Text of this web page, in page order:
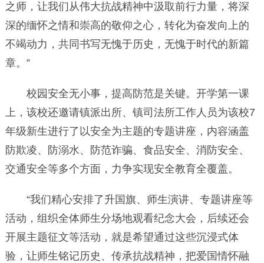
之师，让我们从伟大抗战精神中汲取前行力量，将深
深的缅怀之情和崇高的敬仰之心，转化为奋发向上的
不竭动力，共同书写无愧于历史，无愧于时代的新篇
章。”
校园安全无小事，提高防范是关键。开学第一课
上，该校还邀请镇派出所、镇司法所工作人员为该校7
年级新生进行了以安全为主题的专题讲座，内容涵盖
防欺凌、防溺水、防范诈骗、食品安全、消防安全、
交通安全等多个方面，力争实现安全教育全覆盖。
“我们精心安排了升国旗、师生演讲、专题讲座等
活动，组织全体师生分场地观看纪念大会，后续还会
开展主题征文等活动，就是希望通过这些沉浸式体
验，让师生铭记历史、传承抗战精神，把爱国情怀融